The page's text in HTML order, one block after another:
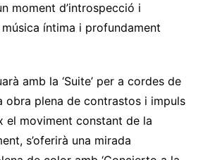
moment d’introspecció i
íntima i profundament
amb la ‘Suite’ per a cordes de
obra plena de contrastos i impuls
el moviment constant de la
s’oferirà una mirada